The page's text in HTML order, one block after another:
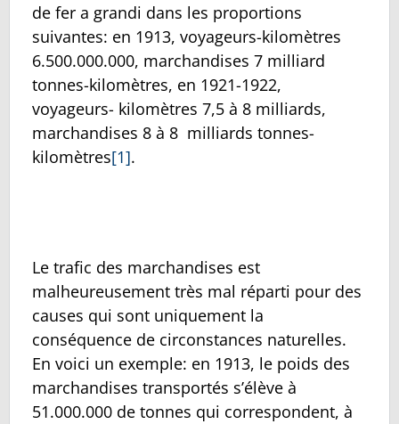
de fer a grandi dans les proportions
suivantes: en 1913, voyageurs-kilomètres
6.500.000.000, marchandises 7 milliard
tonnes-kilomètres, en 1921-1922,
voyageurs- kilomètres 7,5 à 8 milliards,
marchandises 8 à 8 milliards tonnes-
kilomètres[1].
Le trafic des marchandises est
malheureusement très mal réparti pour des
causes qui sont uniquement la
conséquence de circonstances naturelles.
En voici un exemple: en 1913, le poids des
marchandises transportés s’élève à
51.000.000 de tonnes qui correspondent, à